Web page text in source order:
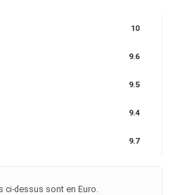
10
9.6
9.5
9.4
9.7
ci-dessus sont en Euro.